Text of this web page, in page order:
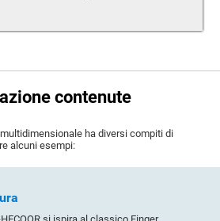
contenute
ha diversi compiti di
alcuni esempi: